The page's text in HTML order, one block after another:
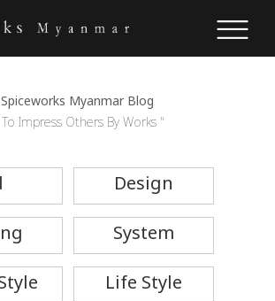
Spiceworks Myanmar Blog
Impress Others By Works "
Design
System
Life Style